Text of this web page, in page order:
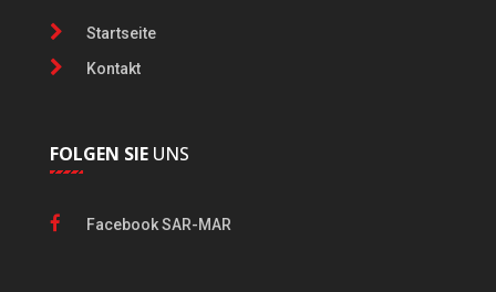
Startseite
Kontakt
FOLGEN SIEUNS
Facebook SAR-MAR